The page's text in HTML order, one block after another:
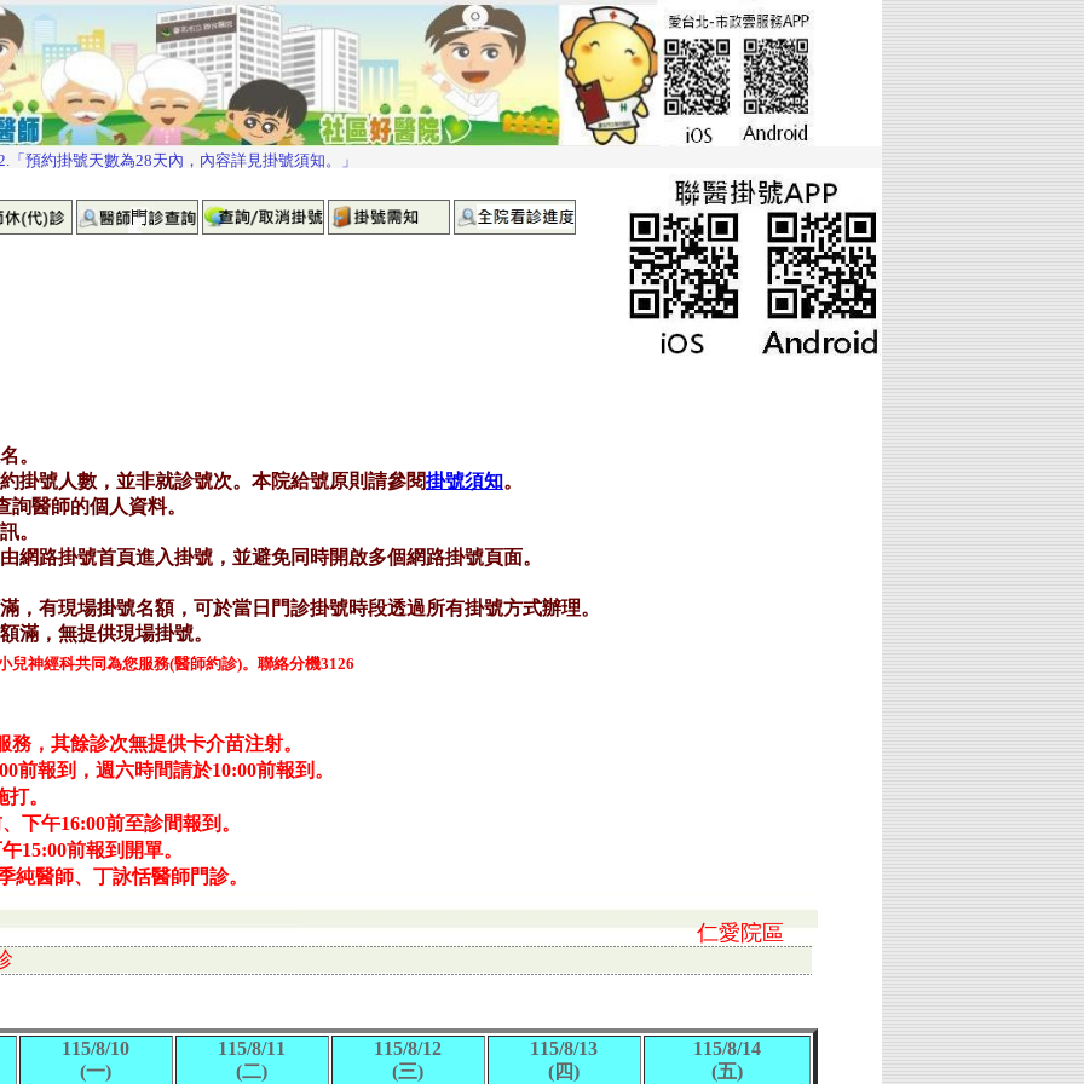
兒神經科共同為您服務(醫師約診)。聯絡分機3126
，其餘診次無提供卡介苗注射。
報到，週六時間請於10:00前報到。
。
下午16:00前至診間報到。
15:00前報到開單。
純醫師、丁詠恬醫師門診。
仁愛院區
115/8/10
(一)
115/8/11
(二)
115/8/12
(三)
115/8/13
(四)
115/8/14
(五)